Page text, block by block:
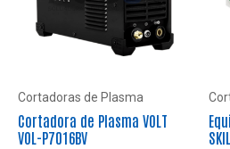
Cortadoras de Plasma
Cortadora de Plasma VOLT
VOL-P7016BV